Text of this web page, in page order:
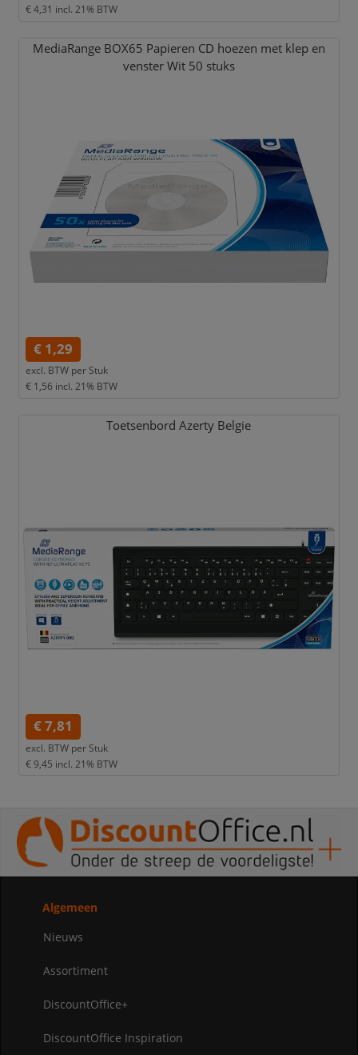
€ 4,31 incl. 21% BTW
MediaRange BOX65 Papieren CD hoezen met klep en
venster Wit 50 stuks
€ 1,29
excl. BTW per Stuk
€ 1,56 incl. 21% BTW
Toetsenbord Azerty Belgie
€ 7,81
excl. BTW per Stuk
€ 9,45 incl. 21% BTW
Algemeen
Nieuws
Assortiment
DiscountOffice+
DiscountOffice Inspiration